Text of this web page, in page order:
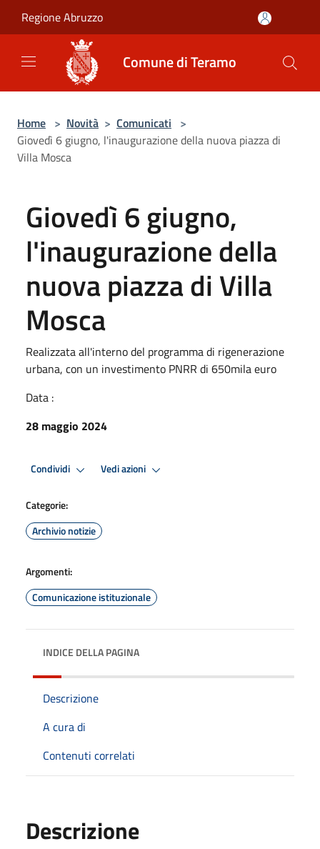
Regione Abruzzo
Comune di Teramo
Home > Novità > Comunicati >
Giovedì 6 giugno, l'inaugurazione della nuova piazza di
Villa Mosca
Giovedì 6 giugno,
l'inaugurazione della
nuova piazza di Villa
Mosca
Realizzata all'interno del programma di rigenerazione
urbana, con un investimento PNRR di 650mila euro
Data :
28 maggio 2024
Condividi Vedi azioni
Categorie:
Archivio notizie
Argomenti:
Comunicazione istituzionale
INDICE DELLA PAGINA
Descrizione
A cura di
Contenuti correlati
Descrizione